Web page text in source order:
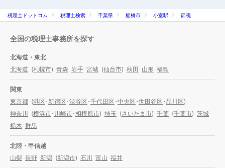
税理士ドットコム 税理士検索 千葉県 船橋市 小室駅 節税
全国の税理士事務所を探す
北海道・東北
北海道 (札幌市) 青森 岩手 宮城 (仙台市) 秋田 山形 福島
関東
東京都 (港区・新宿区・渋谷区・千代田区・中央区・世田谷区・品川区)
神奈川
(横浜市・ 川崎市・相模原市) 埼玉 (さいたま市) 千葉 (千葉市) 茨城
栃木 群馬
北陸・甲信越
山梨 長野 新潟 (新潟市) 石川 富山 福井